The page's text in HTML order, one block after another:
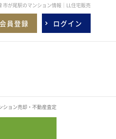
市が尾駅のマンション情報｜LL住宅販売
会員登録 ログイン
ション売却・不動産査定